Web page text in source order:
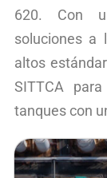
620. Con
soluciones a
altos
SITTCA
tanques con